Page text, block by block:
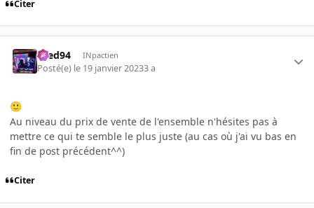
Citer
bred94 INpactien
Posté(e) le 19 janvier 20233 a
🙂
Au niveau du prix de vente de l'ensemble n'hésites pas à
mettre ce qui te semble le plus juste (au cas où j'ai vu bas en
fin de post précédent^^)
Citer